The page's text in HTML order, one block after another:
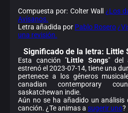
Compuesta por: Colter Wall¿Los
Avísanos.
Letra añadida por Pablo Rosero
una revisión.
Significado de la letra: Little
Esta canción "Little Songs" del
estrenó el 2023-07-14, tiene una
pertenece a los géneros
canadian contemporary
saskatchewan indie.
Aún no se ha añadido un análisis
canción. ¿Te animas a sugerir uno?